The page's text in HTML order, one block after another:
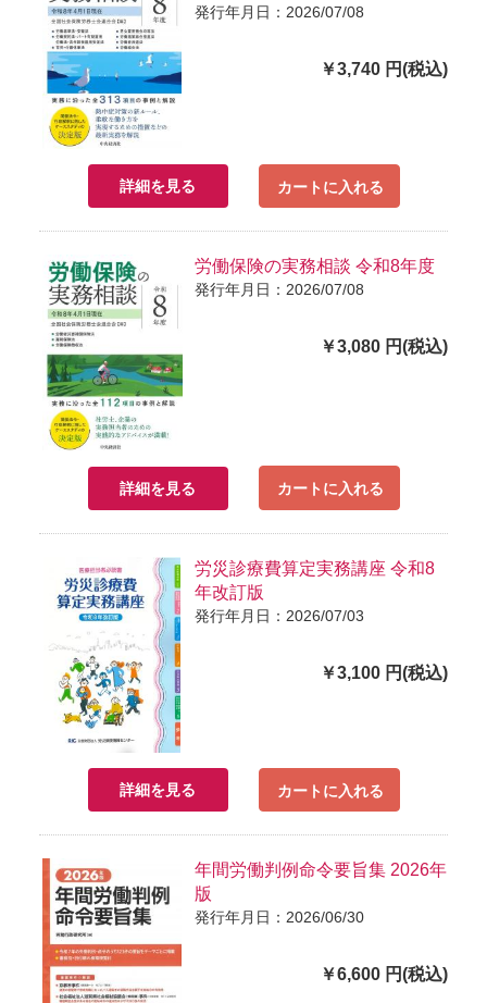
発行年月日：2026/07/08
￥3,740 円(税込)
詳細を見る カートに入れる
労働保険の実務相談 令和8年度
発行年月日：2026/07/08
￥3,080 円(税込)
詳細を見る カートに入れる
労災診療費算定実務講座 令和8
年改訂版
発行年月日：2026/07/03
￥3,100 円(税込)
詳細を見る カートに入れる
年間労働判例命令要旨集 2026年
版
発行年月日：2026/06/30
￥6,600 円(税込)